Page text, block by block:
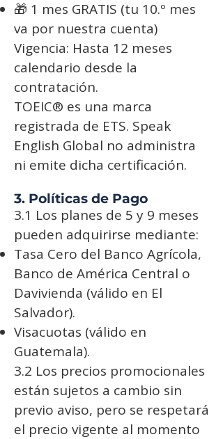
🎁 1 mes GRATIS (tu 10.º mes
va por nuestra cuenta)
Vigencia: Hasta 12 meses
calendario desde la
contratación.
TOEIC® es una marca
registrada de ETS. Speak
English Global no administra
ni emite dicha certificación.
3. Políticas de Pago
3.1 Los planes de 5 y 9 meses
pueden adquirirse mediante:
Tasa Cero del Banco Agrícola,
Banco de América Central o
Davivienda (válido en El
Salvador).
Visacuotas (válido en
Guatemala).
3.2 Los precios promocionales
están sujetos a cambio sin
previo aviso, pero se respetará
el precio vigente al momento